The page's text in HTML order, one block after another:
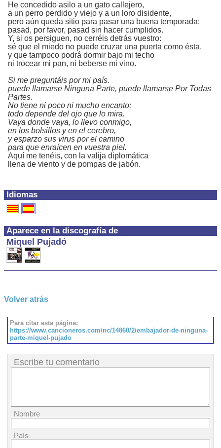
Idiomas
Aparece en la discografía de
Miquel Pujadó
He concedido asilo a un gato callejero,
a un perro perdido y viejo y a un loro disidente,
pero aún queda sitio para pasar una buena temporada:
pasad, por favor, pasad sin hacer cumplidos.
Y, si os persiguen, no cerréis detrás vuestro:
sé que el miedo no puede cruzar una puerta como ésta,
y que tampoco podrá dormir bajo mi techo
ni trocear mi pan, ni beberse mi vino.
Si me preguntáis por mi país.
puede llamarse Ninguna Parte, puede llamarse Por Todas
Partes.
No tiene ni poco ni mucho encanto:
todo depende del ojo que lo mira.
Vaya donde vaya, lo llevo conmigo,
en los bolsillos y en el cerebro,
y esparzo sus virus por el camino
para que enraícen en vuestra piel.
Aquí me tenéis, con la valija diplomática
llena de viento y de pompas de jabón.
Volver atrás
Para citar esta página:
https://www.cancioneros.com/nc/14860/2/embajador-de-ninguna-
parte-miquel-pujado
Escribe tu comentario
Nombre
País